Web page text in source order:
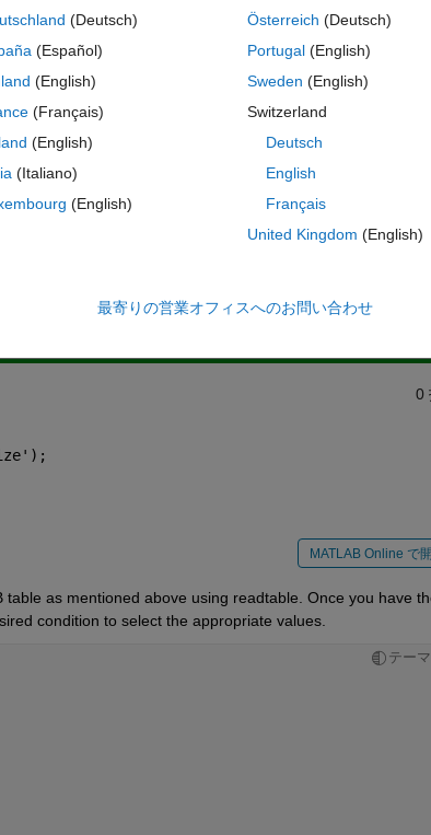
サインインしてこの質
0
MATLAB Online で
as mentioned above using readtable. Once you have
condition to select the appropriate values.
テーマ
(Deutsch)
(Español)
(English)
(Français)
(English)
(Italiano)
(English)
Österreich (Deutsch)
Portugal(English)
Sweden (English)
Switzerland
Deutsch
English
Français
United Kingdom (English)
最寄りの営業オフィスへのお問い合わせ